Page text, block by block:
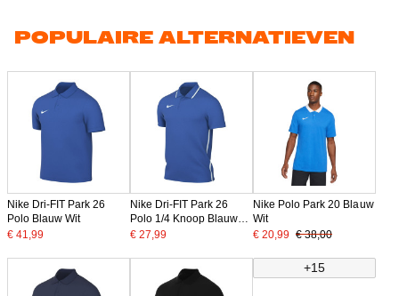
POPULAIRE ALTERNATIEVEN
Nike Dri-FIT Park 26
Polo Blauw Wit
€ 41,99
Nike Dri-FIT Park 26
Polo 1/4 Knoop Blauw
Wit
€ 27,99
Nike Polo Park 20 Blauw
Wit
€ 20,99 € 38,00
+15